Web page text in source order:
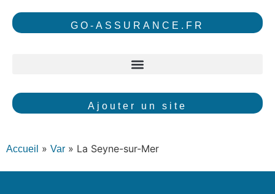
GO-ASSURANCE.FR
Ajouter un site
Accueil » Var » La Seyne-sur-Mer